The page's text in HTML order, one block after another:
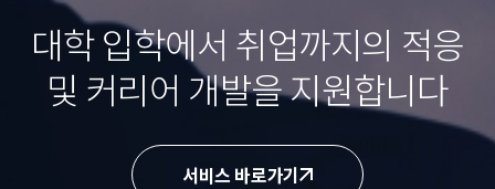
대학 입학에서 취업까지의 적응
및 커리어 개발을 지원합니다
서비스 바로가기